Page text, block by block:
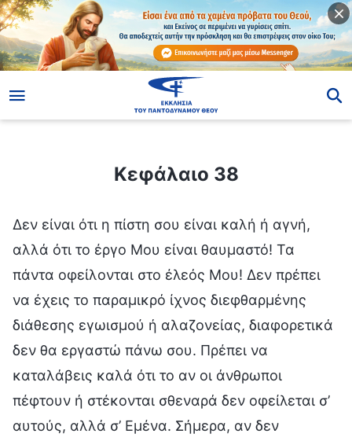
Κεφάλαιο 38
Δεν είναι ότι η πίστη σου είναι καλή ή αγνή,
αλλά ότι το έργο Μου είναι θαυμαστό! Τα
πάντα οφείλονται στο έλεός Μου! Δεν πρέπει
να έχεις το παραμικρό ίχνος διεφθαρμένης
διάθεσης εγωισμού ή αλαζονείας, διαφορετικά
δεν θα εργαστώ πάνω σου. Πρέπει να
καταλάβεις καλά ότι το αν οι άνθρωποι
πέφτουν ή στέκονται σθεναρά δεν οφείλεται σ’
αυτούς, αλλά σ’ Εμένα. Σήμερα, αν δεν